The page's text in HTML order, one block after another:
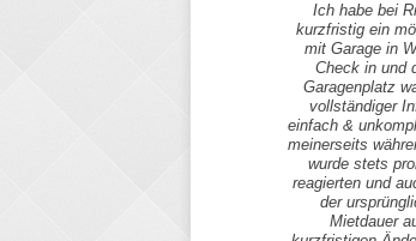
Ich habe bei
kurzfristig ein
mit Garage in
Check in und
Garagenplatz
vollständiger
einfach &
meinerseits
wurde stets
reagierten und
der
Mietdauer